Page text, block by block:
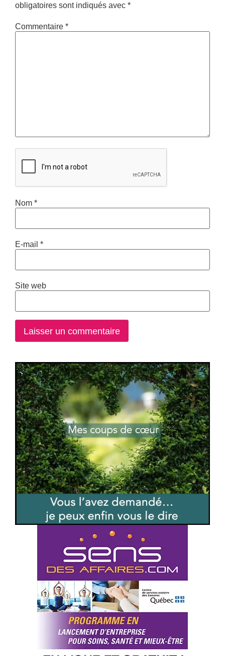
obligatoires sont indiqués avec*
Commentaire*
Nom*
E-mail *
Site web